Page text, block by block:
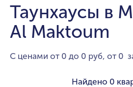
Таунхаусы в
Al Maktoum
С ценами от 0 до 0 руб, от 0
Найдено 0